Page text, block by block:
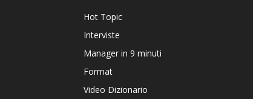
Hot Topic
Interviste
Manager in 9 minuti
Format
Video Dizionario